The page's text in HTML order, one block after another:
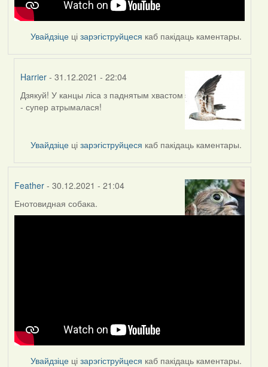
Увайдзіце цізарэгіструйцеся каб пакідаць каментары.
Harrier - 31.12.2021 - 22:04
In
reply
Feather
Дзякуй! У канцы ліса з паднятым хвастом
- супер атрымалася!
Увайдзіце цізарэгіструйцеся каб пакідаць каментары.
Feather- 30.12.2021 - 21:04
Енотовидная собака.
Увайдзіце цізарэгіструйцеся каб пакідаць каментары.